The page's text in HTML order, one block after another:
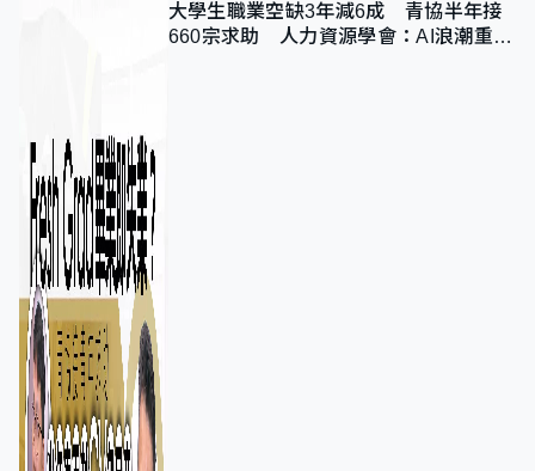
大學生職業空缺3年減6成 青協半年接
660宗求助 人力資源學會：AI浪潮重整